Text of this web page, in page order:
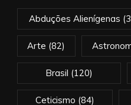
Abduções Alienígenas
Arte (82)
Brasil (120)
Ceticismo (84)